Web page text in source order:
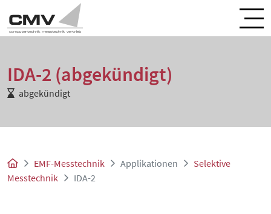
IDA-2 (abgekündigt)
abgekündigt
EMF-Messtechnik Applikationen
Selektive
Messtechnik
IDA-2